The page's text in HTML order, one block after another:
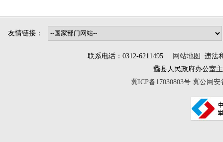
友情链接：
联系电话：0312-6211495 | 网站地图
违法
蠡县人民政府办公
冀ICP备17030803号 冀公网安